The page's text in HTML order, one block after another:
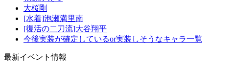
大桜剛
[水着]泡瀬満里南
[復活の二刀流]大谷翔平
今後実装が確定しているor実装しそうなキャラ一覧
最新イベント情報